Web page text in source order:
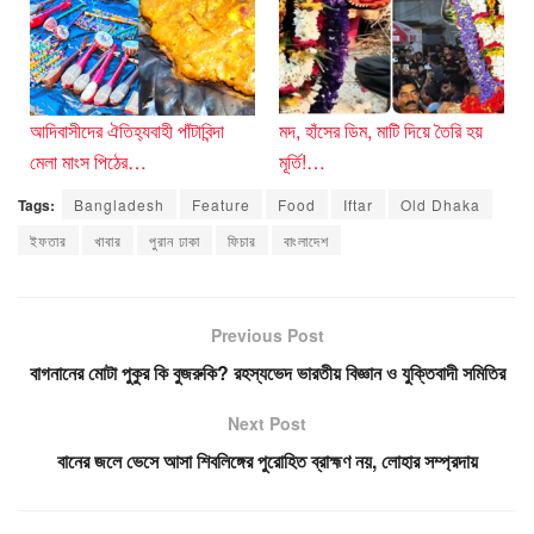
আদিবাসীদের ঐতিহ‍্যবাহী পাঁটাবিন্দা
মেলা মাংস পিঠের…
মদ, হাঁসের ডিম, মাটি দিয়ে তৈরি হয়
মূর্তি!…
Tags: Bangladesh Feature Food Iftar
Old Dhaka
ইফতার
খাবার পুরান ঢাকা ফিচার বাংলাদেশ
Previous Post
বাগনানের মোটা পুকুর কি বুজরুকি? রহস্যভেদ ভারতীয় বিজ্ঞান ও যুক্তিবাদী সমিতির
Next Post
বানের জলে ভেসে আসা শিবলিঙ্গের পুরোহিত ব্রাহ্মণ নয়, লোহার সম্প্রদায়